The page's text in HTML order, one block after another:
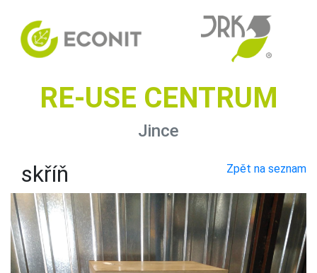
RE-USE CENTRUM
Jince
Zpět na seznam
skříň